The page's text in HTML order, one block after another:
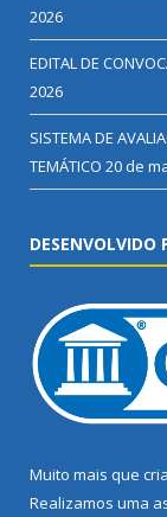
2026
EDITAL DE
2026
SISTEMA DE
TEMÁTICO 20 de
DESENVOLVIDO
Muito mais que
Realizamos uma